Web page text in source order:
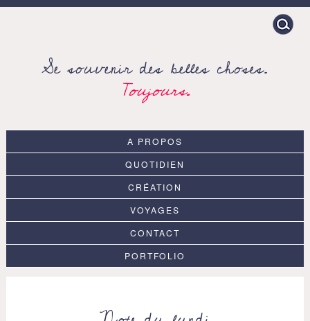
Search
for:
Se souvenir des belles choses.
Toujours.
A PROPOS
QUOTIDIEN
CRÉATION
VOYAGES
CONTACT
PORTFOLIO